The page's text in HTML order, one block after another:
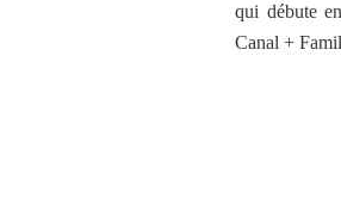
qui débute
Canal +